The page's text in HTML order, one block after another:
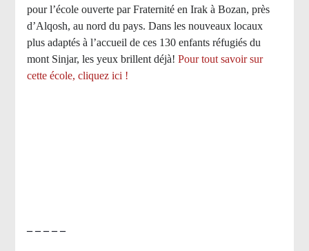
pour l’école ouverte par Fraternité en Irak à Bozan, près
d’Alqosh, au nord du pays. Dans les nouveaux locaux
plus adaptés à l’accueil de ces 130 enfants réfugiés du
mont Sinjar, les yeux brillent déjà! Pour tout savoir sur
cette école, cliquez ici !
– – – – –